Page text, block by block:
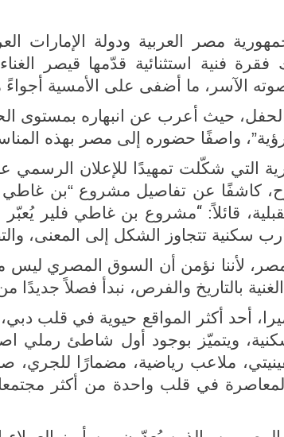
مصر العربية ودولة الإمارات
فقرة فنية استثنائية قدّمها قيصر
الآسر، ما أضفى على الأمسية
حيث أعرب عن انبهاره بمستوى
واصفًا حضوره إلى مصر بهذه
التي شكّلت تمهيدًا للإعلان
عن تفاصيل مشروع “بن غاطي
قائلاً:“مشروع بن غاطي فلير يُعبّر
سكنية تتجاوز الشكل إلى المعنى،
لأننا نؤمن أن السوق المصري
بالتاريخ والفرص، نبدأ فصلاً جديدًا
أحد أكثر المواقع حيوية في قلب دبي،
ويتميّز بوجود أول شاطئ رملي
ملاعب رياضية، مضمارًا
في قلب واحدة من أكثر